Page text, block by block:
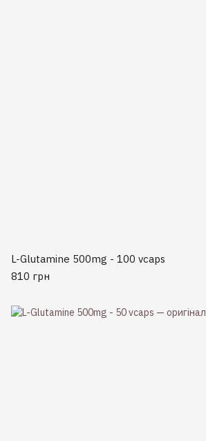
L-Glutamine 500mg - 100 vcaps
810 грн